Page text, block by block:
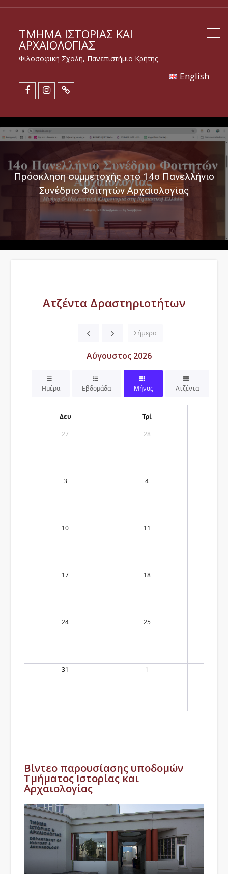
ΤΜΉΜΑ ΙΣΤΟΡΊΑΣ ΚΑΙ
ΑΡΧΑΙΟΛΟΓΊΑΣ
Φιλοσοφική Σχολή, Πανεπιστήμιο Κρήτης
Εnglish
Πρόσκληση συμμετοχής στο 14ο Πανελλήνιο
Συνέδριο Φοιτητών Αρχαιολογίας
Ατζέντα Δραστηριοτήτων
Σήμερα
Αύγουστος 2026
Ημέρα Εβδομάδα Μήνας Ατζέντα
Δευ Τρί
27 28
3 4
10 11
17 18
24 25
31 1
Βίντεο παρουσίασης υποδομών
Τμήματος Ιστορίας και
Αρχαιολογίας